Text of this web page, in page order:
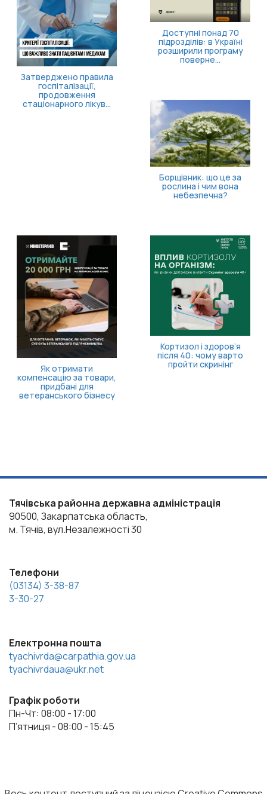
Затверджено правила
госпіталізації,
продовження
стаціонарного лікув...
Доступні понад 70
підрозділів: в Україні
розширили програму
поверне...
Борщівник: що це за
рослина і чим вона
небезпечна?
Як отримати
компенсацію за товари,
придбані для
ветеранського бізнесу
Кортизол і здоров’я
після 40: чому варто
пройти скринінг
Тячівська районна державна адміністрація
90500, Закарпатська область,
м. Тячів, вул.Незалежності 30
Телефони
(03134) 3-38-87
3-30-27
Електронна пошта
tyachivrda@carpathia.gov.ua
tyachivrdaua@ukr.net
Графік роботи
Пн-Чт: 08:00 - 17:00
П’ятниця - 08:00 - 15:45